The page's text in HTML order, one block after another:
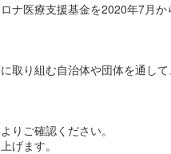
ナ医療支援基金を2020年7月
取り組む自治体や団体を通し
りご確認ください。
げます。